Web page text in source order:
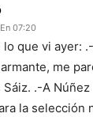
07:20
lo que vi ayer:
me
Sáiz. .-A
la selección